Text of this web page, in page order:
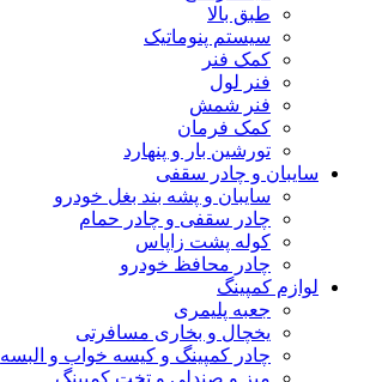
طبق بالا
سیستم پنوماتیک
کمک فنر
فنر لول
فنر شمش
کمک فرمان
تورشین بار و پنهارد
سایبان و چادر سقفی
سایبان و پشه بند بغل خودرو
چادر سقفی و چادر حمام
کوله پشت زاپاس
چادر محافظ خودرو
لوازم کمپینگ
جعبه پلیمری
یخچال و بخاری مسافرتی
چادر کمپینگ و کیسه خواب و البسه
میز و صندلی و تخت کمپینگ